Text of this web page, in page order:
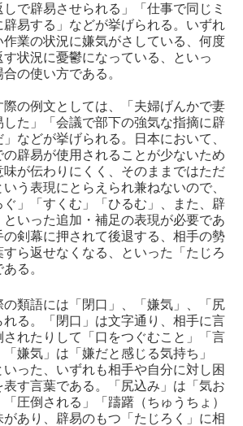
で辟易させられる」「仕事で同じミ
辟易する」などが挙げられる。いずれ
作業の状況に嫌気がさしている、何度
す状況に憂鬱になっている、といっ
の使い方である。
際の例文としては、「夫婦げんかで妻
た」「会議で部下の強気な指摘に辟
などが挙げられる。日本において、
の辟易が使用されることが少ないため
味が伝わりにくく、そのままではただ
いう表現にとらえられ兼ねないので、
」「すくむ」「ひるむ」、また、辟
いった追加・補足の表現が必要であ
の剣幕に押されて後退する、相手の勢
ら返せなくなる、といった「たじろ
る。
類語には「閉口」、「嫌気」、「尻
る。「閉口」は文字通り、相手に言
れたりして「口をつぐむこと」「言
嫌気」は「嫌だと感じる気持ち」
いった、いずれも相手や自分に対し困
す言葉である。「尻込み」は「気お
圧倒される」「躊躇（ちゅうちょ）
あり、辟易のもつ「たじろく」に相